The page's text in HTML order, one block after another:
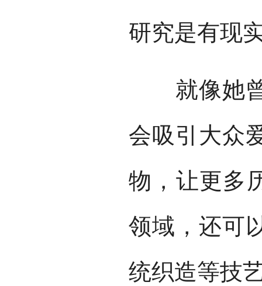
研究是有现
就像她曾
会吸引大众
物，让更多
领域，还可
统织造等技